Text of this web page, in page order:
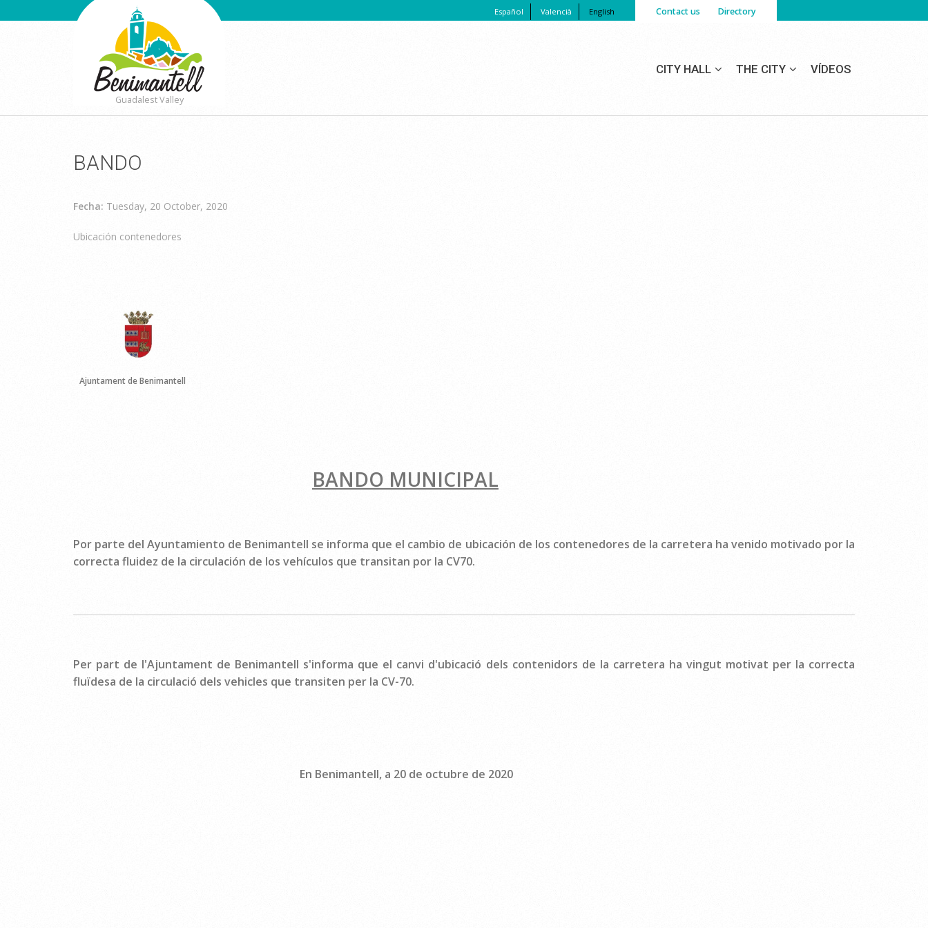
Español Valencià English Contact us Directory
Guadalest Valley
CITY HALL THE CITY VÍDEOS
BANDO
Fecha: Tuesday, 20 October, 2020
Ubicación contenedores
Ajuntament de Benimantell
BANDO MUNICIPAL
Por parte del Ayuntamiento de Benimantell se informa que el cambio de ubicación de los contenedores de la carretera ha venido motivado por la
correcta fluidez de la circulación de los vehículos que transitan por la CV70.
Per part de l'Ajuntament de Benimantell s'informa que el canvi d'ubicació dels contenidors de la carretera ha vingut motivat per la correcta
fluïdesa de la circulació dels vehicles que transiten per la CV-70.
En Benimantell, a 20 de octubre de 2020